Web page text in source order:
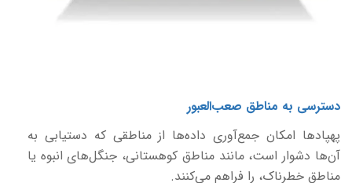
دسترسی به مناطق صعب‌العبور
پهپادها امکان جمع‌آوری داده‌ها از مناطقی که دستیابی به
آن‌ها دشوار است، مانند مناطق کوهستانی، جنگل‌های انبوه یا
مناطق خطرناک، را فراهم می‌کنند.